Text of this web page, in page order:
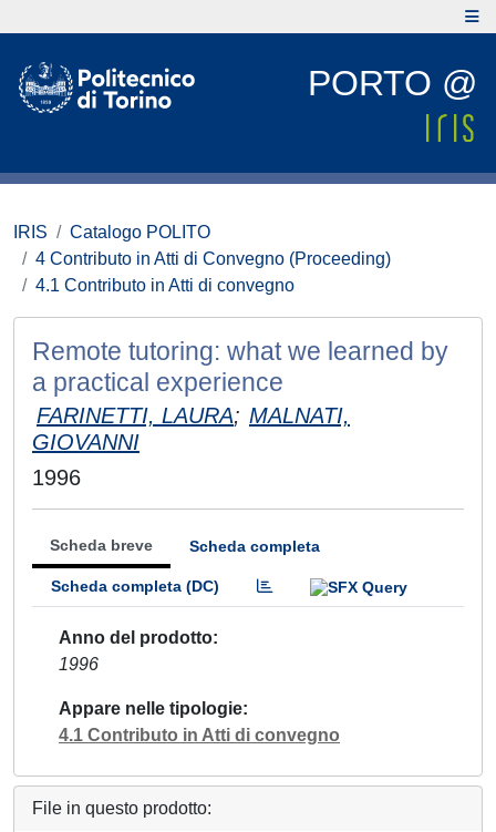
PORTO @
IRIS
Catalogo POLITO
4 Contributo in Atti di Convegno (Proceeding)
4.1 Contributo in Atti di convegno
Remote tutoring: what we learned by
a practical experience
FARINETTI, LAURA; MALNATI,
GIOVANNI
1996
Scheda breve Scheda completa
Scheda completa (DC)
Anno del prodotto
1996
Appare nelle tipologie
4.1 Contributo in Atti di convegno
File in questo prodotto: